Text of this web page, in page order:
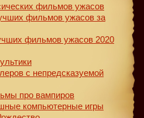
фильмов ужасов
фильмов ужасов за
фильмов ужасов 2020
с непредсказуемой
про вампиров
компьютерные игры